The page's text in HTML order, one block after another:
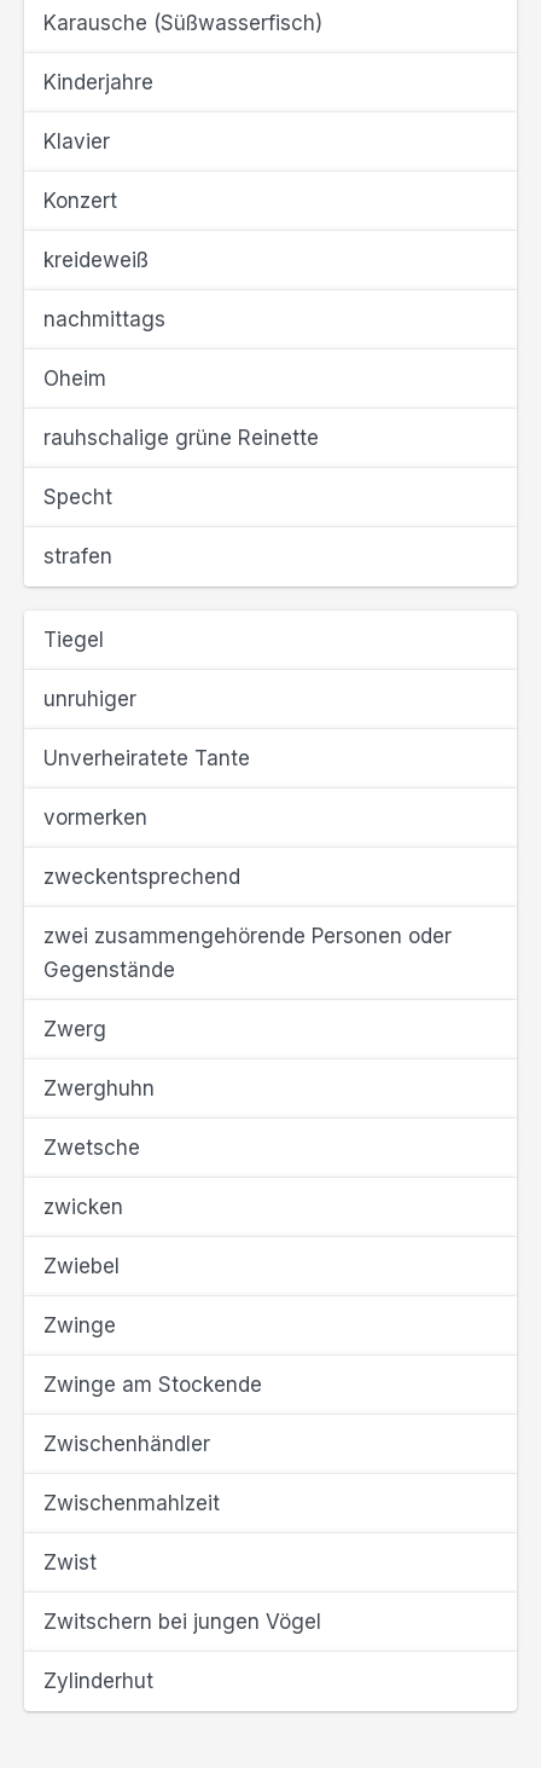
Karausche (Süßwasserfisch)
Kinderjahre
Klavier
Konzert
kreideweiß
nachmittags
Oheim
rauhschalige grüne Reinette
Specht
strafen
Tiegel
unruhiger
Unverheiratete Tante
vormerken
zweckentsprechend
zwei zusammengehörende Personen oder
Gegenstände
Zwerg
Zwerghuhn
Zwetsche
zwicken
Zwiebel
Zwinge
Zwinge am Stockende
Zwischenhändler
Zwischenmahlzeit
Zwist
Zwitschern bei jungen Vögel
Zylinderhut